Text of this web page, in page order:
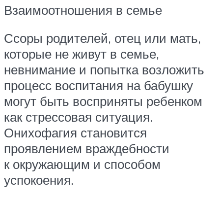
Взаимоотношения в семье
Ссоры родителей, отец или мать,
которые не живут в семье,
невнимание и попытка возложить
процесс воспитания на бабушку
могут быть восприняты ребенком
как стрессовая ситуация.
Онихофагия становится
проявлением враждебности
к окружающим и способом
успокоения.